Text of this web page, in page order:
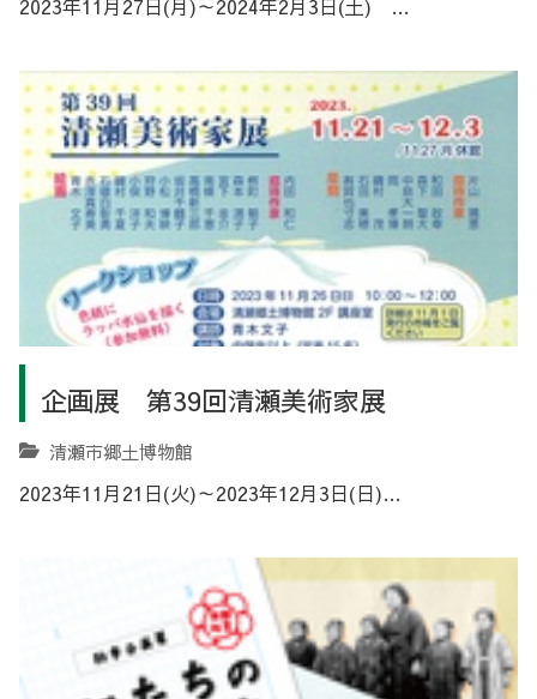
2023年11月27日(月)～2024年2月3日(土) …
企画展 第39回清瀬美術家展
清瀬市郷土博物館
2023年11月21日(火)～2023年12月3日(日)…